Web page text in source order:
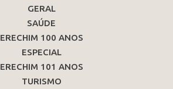
GERAL
SAÚDE
ERECHIM 100 ANOS
ESPECIAL
ERECHIM 101 ANOS
TURISMO